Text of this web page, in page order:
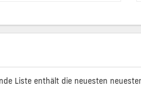
Liste enthält die neuesten